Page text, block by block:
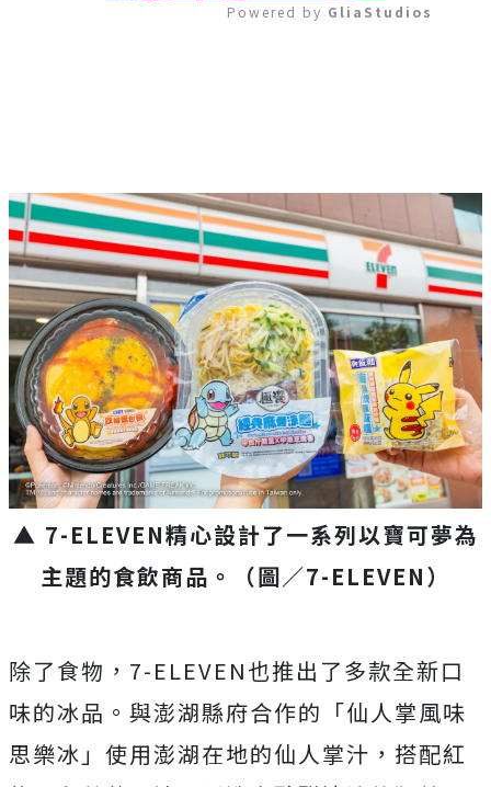
Powered by GliaStudios
▲ 7-ELEVEN精心設計了一系列以寶可夢為
主題的食飲商品。（圖／7-ELEVEN）
除了食物，7-ELEVEN也推出了多款全新口
味的冰品。與澎湖縣府合作的「仙人掌風味
思樂冰」使用澎湖在地的仙人掌汁，搭配紅